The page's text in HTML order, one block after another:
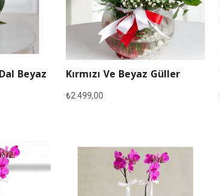
Beyaz
Kırmızı Ve Beyaz Güller
₺2.499,00